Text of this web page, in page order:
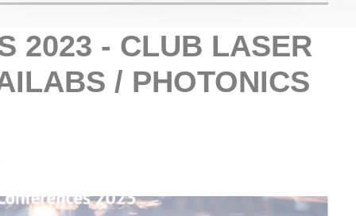
2023 - CLUB LASER
/ PHOTONICS